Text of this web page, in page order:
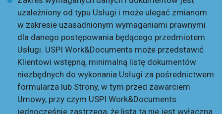
uzależniony od typu Usługi i może ulegać zmianom
w zakresie uzasadnionym wymaganiami prawnymi
dla danego postępowania będącego przedmiotem
Usługi. USPI Work&Documents może przedstawić
Klientowi wstępną, minimalną listę dokumentów
niezbędnych do wykonania Usługi za pośrednictwem
formularza lub Strony, w tym przed zawarciem
Umowy, przy czym USPI Work&Documents
jednocześnie zastrzega, że lista ta nie jest wyłączna